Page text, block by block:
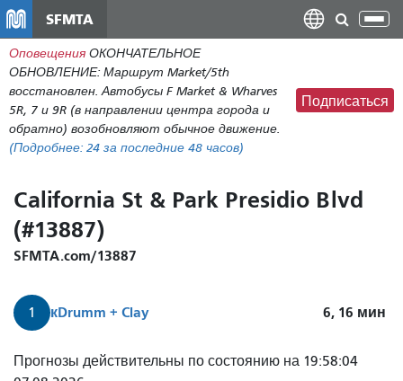
содержанию
SFMTA
Оповещения ОКОНЧАТЕЛЬНОЕ
ОБНОВЛЕНИЕ: Маршрут Market/5th
восстановлен. Автобусы F Market & Wharves
5R, 7 и 9R (в направлении центра города и
обратно) возобновляют обычное движение.
(Подробнее: 24 за последние 48 часов)
Подписаться
California St & Park Presidio Blvd
(#13887)
SFMTA.com/13887
1 кDrumm + Clay 6, 16 мин
Прогнозы действительны по состоянию на 19:58:04